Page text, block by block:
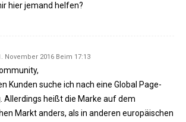
hier jemand helfen?
November 2016 Beim 17:13
Kunden suche ich nach eine Global Page-
Allerdings heißt die Marke auf dem
Markt anders, als in anderen europäischen